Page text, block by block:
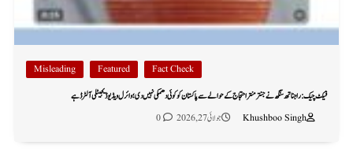
Fact Check
Featured
Misleading
فیکٹ چیک: راجناتھ سنگھ نے جنتر منتر احتجاج کے حوالے سے پاکستان کو کوئی دھمکی نہیں دی؛ وائرل ویڈیو ڈیجیٹلی آلٹرڈ ہے
Khushboo Singh
جولائی 27, 2026 0